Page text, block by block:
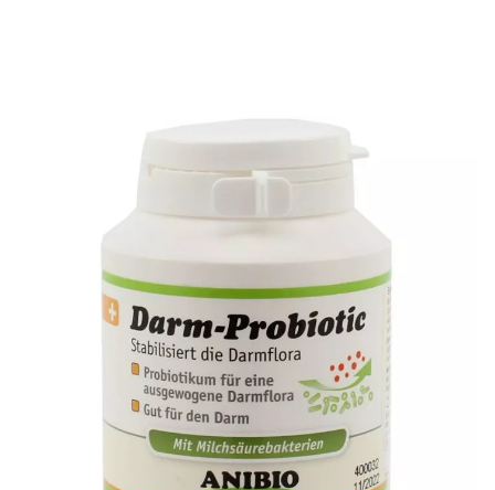
Futterumstellung, Durchfall oder nach Antibiotika Gabe.
Gleichgewichtgeraten sein. Die Kapseln stabilisieren die
Darmflora und ersetzen unerwünschte Bakterienkolonien.
Menge
Warenkorb